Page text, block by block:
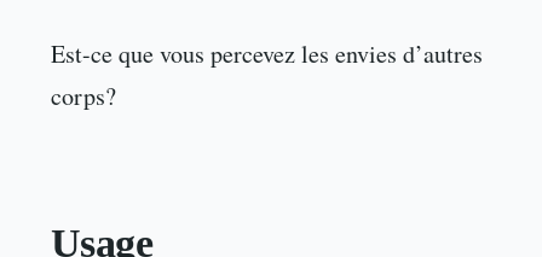
Est-ce que vous percevez les envies d’autres
corps?
Usage